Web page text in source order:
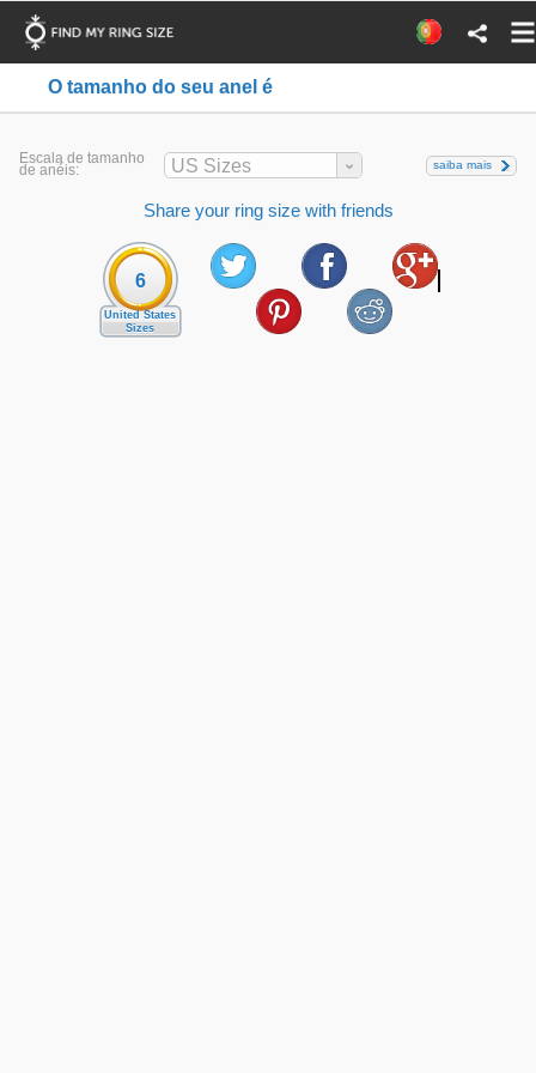
O tamanho do seu anel é
Escala de tamanho
de anéis: US Sizes saiba mais
Share your ring size with friends
6
United States
Sizes